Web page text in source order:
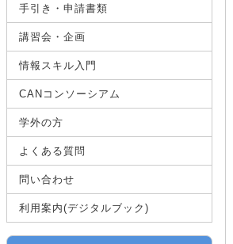
手引き・申請書類
講習会・企画
情報スキル入門
CANコンソーシアム
学外の方
よくある質問
問い合わせ
利用案内(デジタルブック)